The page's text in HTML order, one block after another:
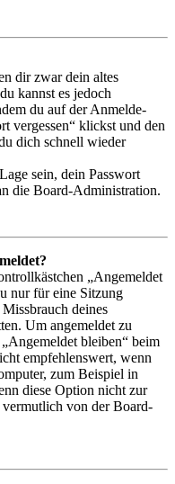
dir zwar dein altes
kannst es jedoch
du auf der Anmelde-
vergessen“ klickst und den
dich schnell wieder
sein, dein Passwort
die Board-Administration.
„Angemeldet
nur für eine Sitzung
deines
Um angemeldet zu
bleiben“ beim
empfehlenswert, wenn
zum Beispiel in
diese Option nicht zur
von der Board-